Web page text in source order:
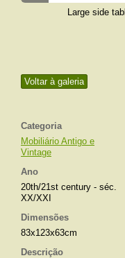
Voltar à galeria
Categoria
Mobiliário Antigo e
Vintage
Ano
20th/21st century - séc.
XX/XXI
Dimensões
83x123x63cm
Descrição
Large side